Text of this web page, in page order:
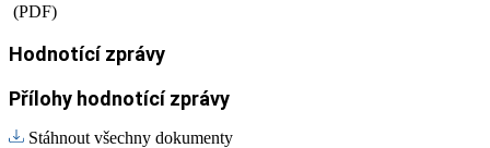
(PDF)
Hodnotící zprávy
Přílohy hodnotící zprávy
Stáhnout všechny dokumenty